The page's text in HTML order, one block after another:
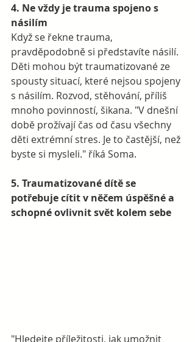
4. Ne vždy je trauma spojeno s
násilím
Když se řekne trauma,
pravděpodobně si představíte násilí.
Děti mohou být traumatizované ze
spousty situací, které nejsou spojeny
s násilím. Rozvod, stěhování, příliš
mnoho povinností, šikana. "V dnešní
době prožívají čas od času všechny
děti extrémní stres. Je to častější, než
byste si mysleli." říká Soma.
5. Traumatizované dítě se
potřebuje cítit v něčem úspěšné a
schopné ovlivnit svět kolem sebe
"Hledejte příležitosti, jak umožnit